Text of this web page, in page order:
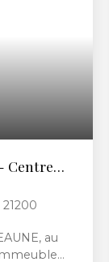
Centre
au